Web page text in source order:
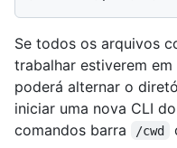
Se todos os arquivos
trabalhar estiverem
poderá alternar o
iniciar uma nova CLI
comandos barra
/cwd